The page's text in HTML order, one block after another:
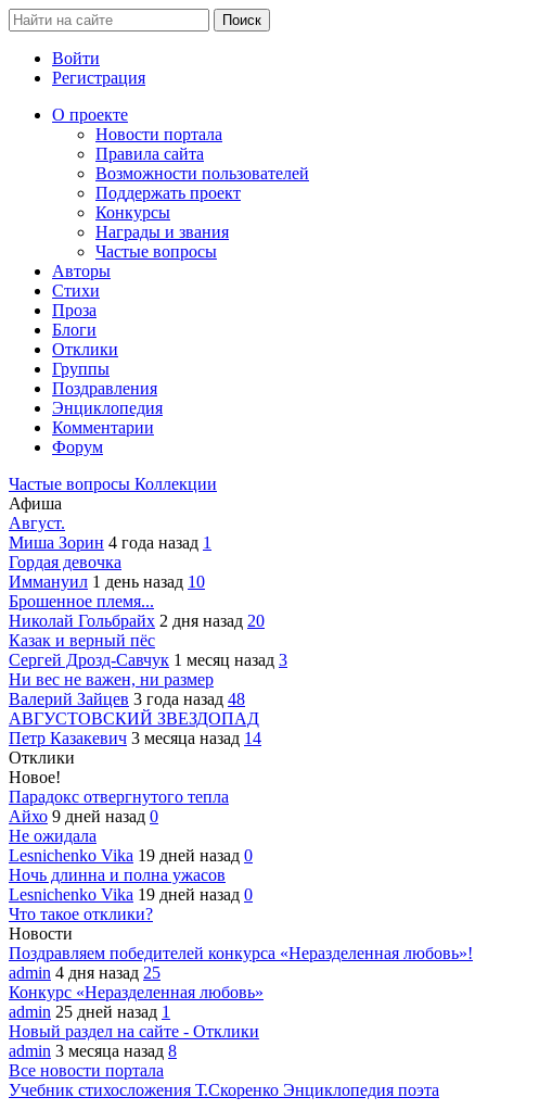
Войти
Регистрация
О проекте
Новости портала
Правила сайта
Возможности пользователей
Поддержать проект
Конкурсы
Награды и звания
Частые вопросы
Авторы
Стихи
Проза
Блоги
Отклики
Группы
Поздравления
Энциклопедия
Комментарии
Форум
Частые вопросы Коллекции
Афиша
Август.
Миша Зорин 4 года назад 1
Гордая девочка
Иммануил 1 день назад 10
Брошенное племя...
Николай Гольбрайх 2 дня назад 20
Казак и верный пёс
Сергей Дрозд-Савчук 1 месяц назад 3
Ни вес не важен, ни размер
Валерий Зайцев 3 года назад 48
АВГУСТОВСКИЙ ЗВЕЗДОПАД
Петр Казакевич 3 месяца назад 14
Отклики
Новое!
Парадокс отвергнутого тепла
Айхо 9 дней назад 0
Не ожидала
Lesnichenko Vika 19 дней назад 0
Ночь длинна и полна ужасов
Lesnichenko Vika 19 дней назад 0
Что такое отклики?
Новости
Поздравляем победителей конкурса «Неразделенная любовь»!
admin 4 дня назад 25
Конкурс «Неразделенная любовь»
admin 25 дней назад 1
Новый раздел на сайте - Отклики
admin 3 месяца назад 8
Все новости портала
Учебник стихосложения Т.Скоренко Энциклопедия поэта